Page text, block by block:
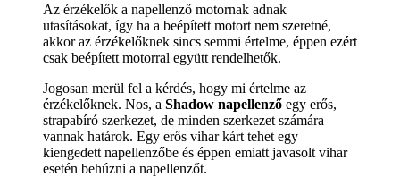
Az érzékelők a napellenző motornak adnak
utasításokat, így ha a beépített motort nem szeretné,
akkor az érzékelőknek sincs semmi értelme, éppen ezért
csak beépített motorral együtt rendelhetők.
Jogosan merül fel a kérdés, hogy mi értelme az
érzékelőknek. Nos, a Shadow napellenző egy erős,
strapabíró szerkezet, de minden szerkezet számára
vannak határok. Egy erős vihar kárt tehet egy
kiengedett napellenzőbe és éppen emiatt javasolt vihar
esetén behúzni a napellenzőt.